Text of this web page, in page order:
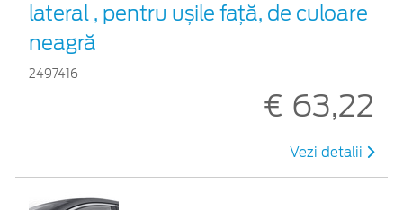
lateral , pentru ușile față, de culoare
neagră
2497416
€ 63,22
Vezi detalii